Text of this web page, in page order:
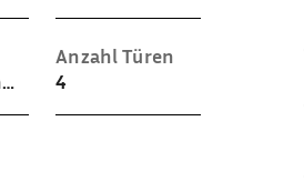
Teilleder (Schwarz)
Anzahl Türen
4